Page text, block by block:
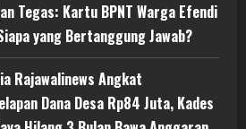
Tegas: Kartu BPNT Warga Efendi
yang Bertanggung Jawab?
Rajawalinews Angkat
Dana Desa Rp84 Juta, Kades